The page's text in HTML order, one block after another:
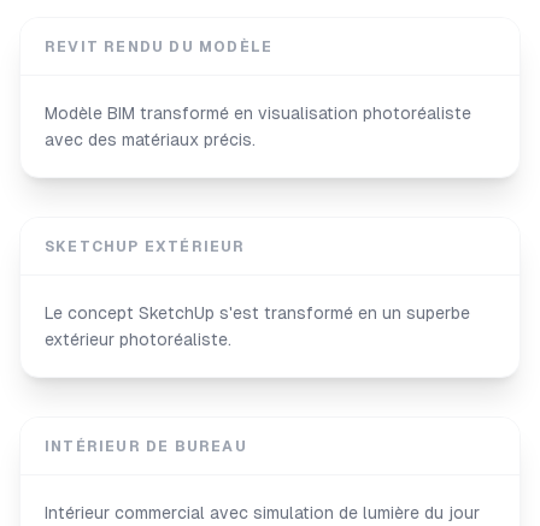
REVIT RENDU DU MODÈLE
Modèle BIM transformé en visualisation photoréaliste
avec des matériaux précis.
SKETCHUP EXTÉRIEUR
Le concept SketchUp s'est transformé en un superbe
extérieur photoréaliste.
INTÉRIEUR DE BUREAU
Intérieur commercial avec simulation de lumière du jour